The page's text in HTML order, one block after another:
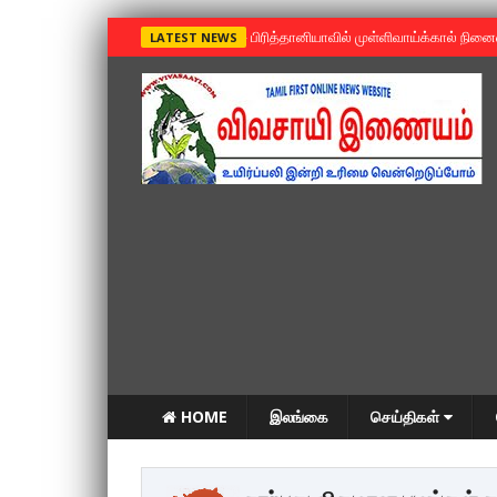
LATEST NEWS »பிரித்தானியாவில் முள்ளிவாய்க்கால்
HOME இலங்கை செய்திகள்